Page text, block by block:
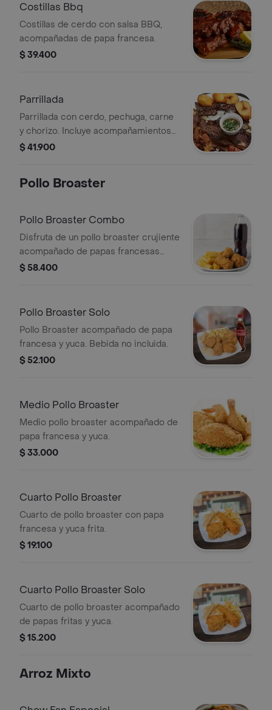
Costillas Bbq
Costillas de cerdo con salsa BBQ,
acompañadas de papa francesa.
$ 39.400
Parrillada
Parrillada con cerdo, pechuga, carne
y chorizo. Incluye acompañamientos
visibles como papas y salsa.
$ 41.900
Pollo Broaster
Pollo Broaster Combo
Disfruta de un pollo broaster crujiente
acompañado de papas francesas
doradas, yuca frita y una gaseosa de
$ 58.400
Pollo Broaster Solo
Pollo Broaster acompañado de papa
francesa y yuca. Bebida no incluida.
$ 52.100
Medio Pollo Broaster
Medio pollo broaster acompañado de
papa francesa y yuca.
$ 33.000
Cuarto Pollo Broaster
Cuarto de pollo broaster con papa
francesa y yuca frita.
$ 19.100
Cuarto Pollo Broaster Solo
Cuarto de pollo broaster acompañado
de papas fritas y yuca.
$ 15.200
Arroz Mixto